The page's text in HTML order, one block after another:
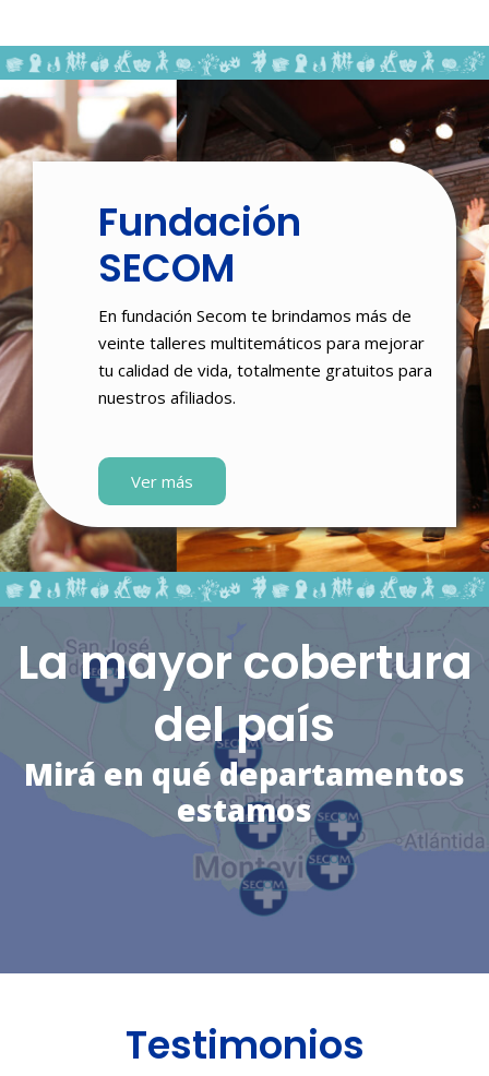
Fundación
SECOM
En fundación Secom te brindamos más de
veinte talleres multitemáticos para mejorar
tu calidad de vida, totalmente gratuitos para
nuestros afiliados.
Ver más
Lamayor cobertura
delpaís
Mirá en qué departamentos
estamos
Testimonios